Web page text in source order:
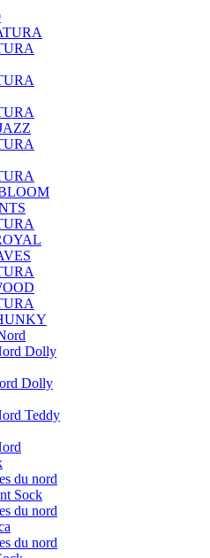
Dolly
Dolly
Teddy
du nord
Sock
du nord
du nord